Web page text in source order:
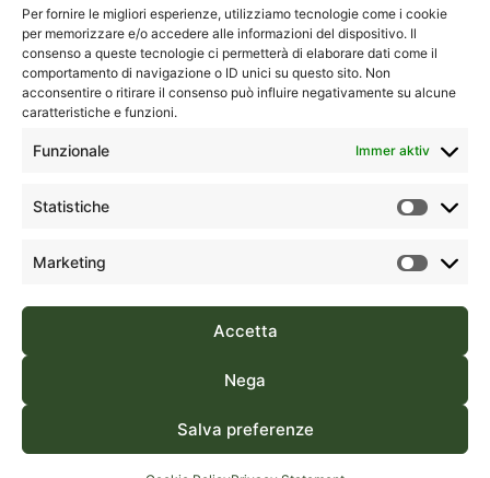
Per fornire le migliori esperienze, utilizziamo tecnologie come i cookie
per memorizzare e/o accedere alle informazioni del dispositivo. Il
consenso a queste tecnologie ci permetterà di elaborare dati come il
comportamento di navigazione o ID unici su questo sito. Non
acconsentire o ritirare il consenso può influire negativamente su alcune
caratteristiche e funzioni.
Funzionale Immer aktiv
Statistiche
Marketing
Accetta
Nega
Salva preferenze
D’Aquino,
18A
1° Piano,
Torre Blu
554195
Complesso
“La
Serenissima
2”
Kontakte
Green Sardinia ist eine Marke von FA Travel Srl | Regionale
Lizenz für Reise- und Tourismusagenturen Sardiniens Nr. 273 |
USt-IdNr. 03018430920 | REA CA240172 | Powered by
Privacy policyCookie policy